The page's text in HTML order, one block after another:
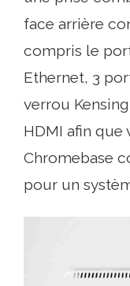
face arrière
compris le
Ethernet, 3
verrou
HDMI afin
Chromebase
pour un